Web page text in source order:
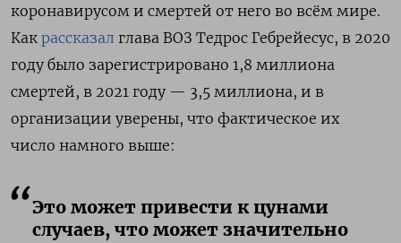
коронавирусом и смертей от него во всём мире.
Как рассказал глава ВОЗ Тедрос Гебрейесус, в 2020
году было зарегистрировано 1,8 миллиона
смертей, в 2021 году — 3,5 миллиона, и в
организации уверены, что фактическое их
число намного выше:
Это может привести к цунами
случаев, что может значительно